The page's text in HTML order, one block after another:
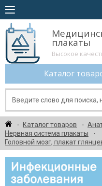
плакаты
Высокое
Каталог
Каталог товаров
Нервная система плакаты
Головной мозг, плакат